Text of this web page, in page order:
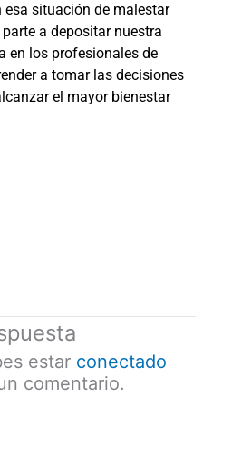
esa situación de malestar
a depositar nuestra
en los profesionales de
a tomar las decisiones
el mayor bienestar
estar conectado
comentario.